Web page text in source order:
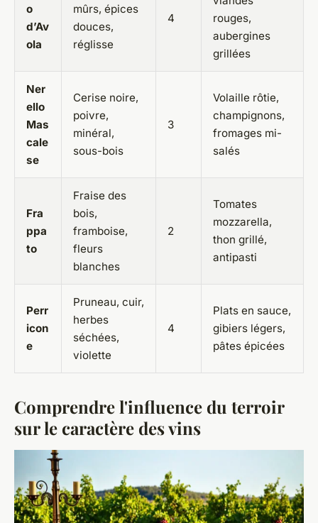
o
d’Av
ola
mûrs, épices
douces,
réglisse
4
rouges,
aubergines
grillées
Ner
ello
Mas
cale
se
Cerise noire,
poivre,
minéral,
sous-bois
3
Volaille rôtie,
champignons,
fromages mi-
salés
Fra
ppa
to
Fraise des
bois,
framboise,
fleurs
blanches
2
Tomates
mozzarella,
thon grillé,
antipasti
Perr
icon
e
Pruneau, cuir,
herbes
séchées,
violette
4
Plats en sauce,
gibiers légers,
pâtes épicées
Comprendre l'influence du terroir
sur le caractère des vins